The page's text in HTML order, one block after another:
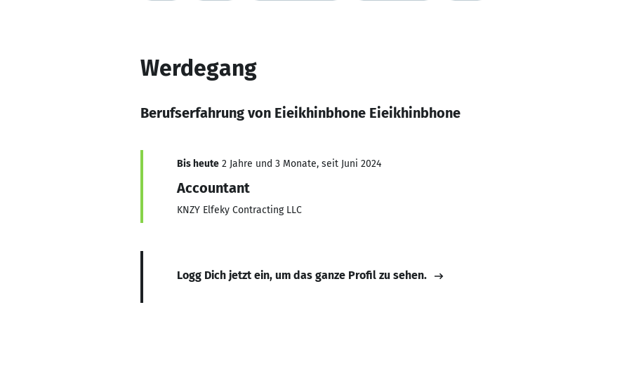
Werdegang
Berufserfahrung von Eieikhinbhone Eieikhinbhone
Bis heute 2 Jahre und 3 Monate, seit Juni 2024
Accountant
KNZY Elfeky Contracting LLC
Logg Dich jetzt ein, um das ganze Profil zu sehen.